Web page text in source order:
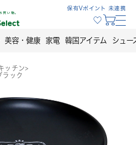
保有Vポイント 未連携
美容・健康 家電 韓国アイテム シュー
ッチン>
ラック